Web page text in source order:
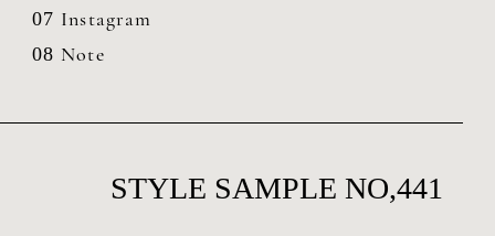
07 Instagram
08 Note
STYLE SAMPLE NO,441